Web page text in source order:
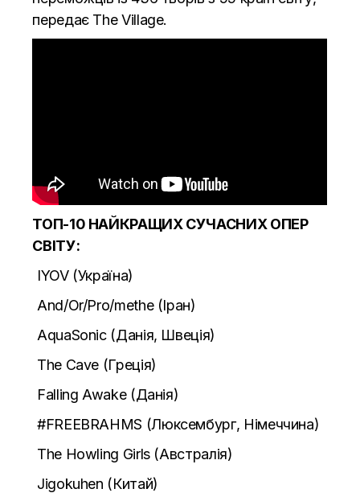
передає The Village.
ТОП-10 НАЙКРАЩИХ СУЧАСНИХ ОПЕР
СВІТУ:
IYOV (Україна)
And/Or/Pro/methe (Іран)
AquaSonic (Данія, Швеція)
The Cave (Греція)
Falling Awake (Данія)
#FREEBRAHMS (Люксембург, Німеччина)
The Howling Girls (Австралія)
Jigokuhen (Китай)